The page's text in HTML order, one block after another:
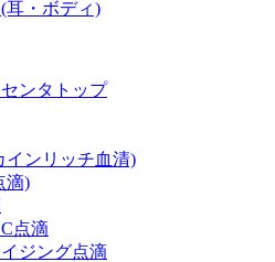
耳・ボディ)
ンタトップ
インリッチ血清)
滴)
点滴
ジング点滴